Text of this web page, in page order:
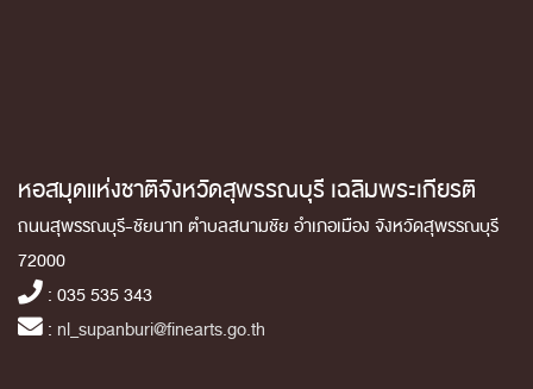
หอสมุดแห่งชาติจังหวัดสุพรรณบุรี เฉลิมพระเกียรติ
ถนนสุพรรณบุรี-ชัยนาท ตำบลสนามชัย อำเภอเมือง จังหวัดสุพรรณบุรี
72000
: 035 535 343
: nl_supanburi@finearts.go.th